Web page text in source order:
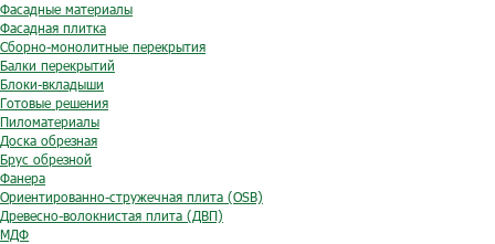
Фасадные материалы
Фасадная плитка
Сборно-монолитные перекрытия
Балки перекрытий
Блоки-вкладыши
Готовые решения
Пиломатериалы
Доска обрезная
Брус обрезной
Фанера
Ориентированно-стружечная плита (OSB)
Древесно-волокнистая плита (ДВП)
МДФ